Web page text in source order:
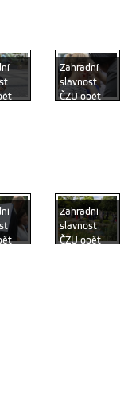
Zahradní
slavnost
ČZU opět
Zahradní
slavnost
ČZU opět